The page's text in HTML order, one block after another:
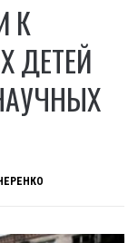
К
ДЕТЕЙ